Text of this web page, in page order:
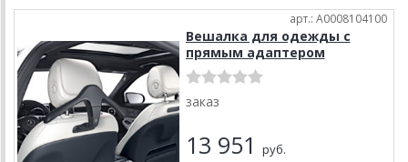
арт.: A0008104100
Вешалка для одежды с
прямым адаптером
заказ
13 951 руб.